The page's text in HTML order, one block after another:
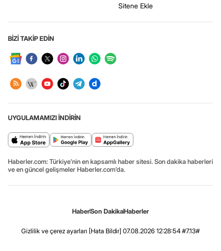
Sitene Ekle
BİZİ TAKİP EDİN
UYGULAMAMIZI İNDİRİN
Haberler.com: Türkiye’nin en kapsamlı haber sitesi. Son dakika haberleri
ve en güncel gelişmeler Haberler.com’da.
HaberSon DakikaHaberler
Gizlilik ve çerez ayarları [Hata Bildir] 07.08.2026 12:28:54 #7.13#